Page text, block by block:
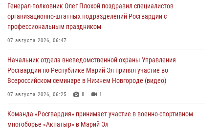
Генерал-полковник Олег Плохой поздравил специалистов
организационно-штатных подразделений Росгвардии с
профессиональным праздником
07 августа 2026, 06:47
Начальник отдела вневедомственной охраны Управления
Росгвардии по Республике Марий Эл принял участие во
Всероссийском семинаре в Нижнем Новгороде (видео)
07 августа 2026, 06:25 8 1
Команда «Росгвардия» принимает участие в военно-спортивном
многоборье «Акпатыр» в Марий Эл